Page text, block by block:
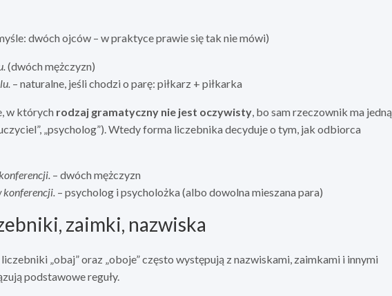
dwóch ojców – w praktyce prawie się tak nie mówi)
(dwóch mężczyzn)
– naturalne, jeśli chodzi o parę: piłkarz + piłkarka
w których rodzaj gramatyczny nie jest oczywisty, bo sam rzeczownik ma jedną
„psycholog”). Wtedy forma liczebnika decyduje o tym, jak odbiorca
– dwóch mężczyzn
konferencji. – psycholog i psycholożka (albo dowolna mieszana para)
zaimki, nazwiska
„obaj” oraz „oboje” często występują z nazwiskami, zaimkami i innymi
podstawowe reguły.